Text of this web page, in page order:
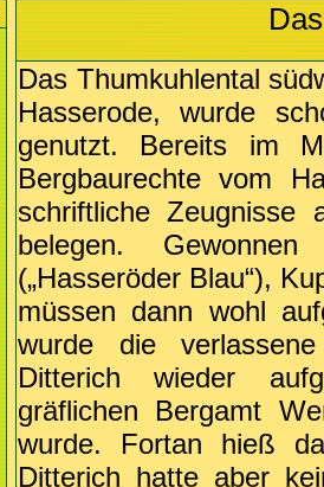
Das Thumkuhlental
Hasserode, wurde
genutzt. Bereits im
Bergbaurechte vom
schriftliche
belegen.
(„Hasseröder Blau“),
müssen dann wohl
wurde die
Ditterich wieder
gräflichen Bergamt
wurde. Fortan hieß
Ditterich hatte aber